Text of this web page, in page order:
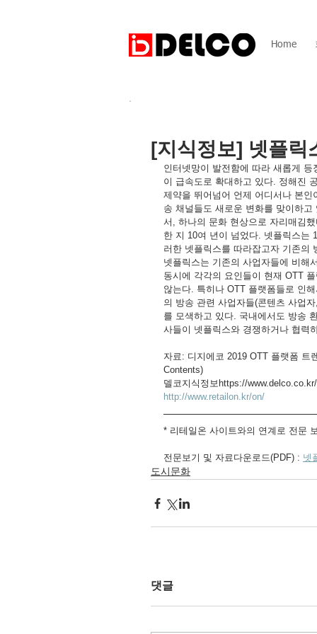
Home
[지식정보] 넷플릭
인터넷망이 발전함에 따라 새롭게
이 급속도로 확대하고 있다. 정해진
제약을 뛰어넘어 언제 어디서나 본
송 채널들도 새로운 변화를 맞이하
서, 하나의 문화 현상으로 자리매김
한 지 10여 년이 넘었다. 넷플릭스는
러한 넷플릭스를 따라잡고자 기존의
넷플릭스는 기존의 사업자들에 비해
동시에 각각의 요인들이 현재 OTT
않는다. 특히나 OTT 플랫폼들로 인
의 방송 관련 사업자들(콘텐츠 사업
를 모색하고 있다. 국내에서도 방송
사들이 넷플릭스와 경쟁하거나 협력
자료: 디지에코 2019 OTT 플랫폼 트
Contents)
델코지식정보https://www.delco.co.kr/
http://www.retailon.kr/on/
* 리테일온 사이트와의 연계로 전문
전문보기 및 자료다운로드(PDF) : 넷
도시문화
댓글